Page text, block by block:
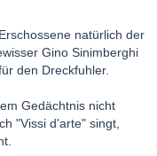
natürlich der
Gino Sinimberghi
den Dreckfuhler.
Gedächtnis nicht
"Vissi d'arte" singt,